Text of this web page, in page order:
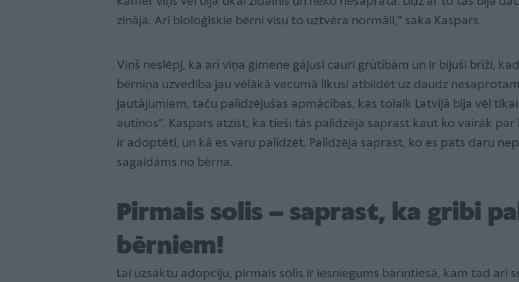
zināja. Arī bioloģiskie bērni visu to uztvēra normāli,” saka Kaspars.
Viņš neslēpj, ka arī viņa ģimene gājusi cauri grūtībām un ir bijuši brīži,
bērniņa uzvedība jau vēlākā vecumā likusi atbildēt uz daudz
jautājumiem, taču palīdzējušas apmācības, kas tolaik Latvijā bija vēl tikai
autiņos”. Kaspars atzīst, ka tieši tās palīdzēja saprast kaut ko vairāk par
ir adoptēti, un kā es varu palīdzēt. Palīdzēja saprast, ko es pats daru
sagaidāms no bērna.
Pirmais solis – saprast, ka gribi
bērniem!
Lai uzsāktu adopciju, pirmais solis ir iesniegums bāriņtiesā, kam tad arī